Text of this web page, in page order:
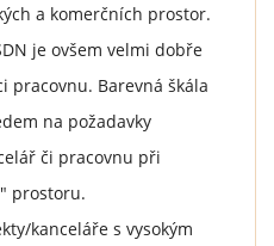
a komerčních prostor.
je ovšem velmi dobře
pracovnu. Barevná škála
na požadavky
či pracovnu při
prostoru.
kanceláře s vysokým